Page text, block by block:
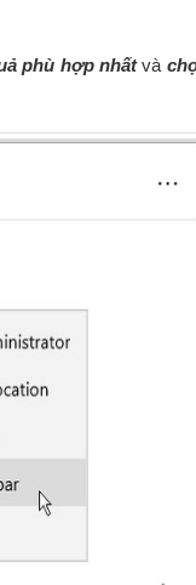
phù hợp nhấtvà